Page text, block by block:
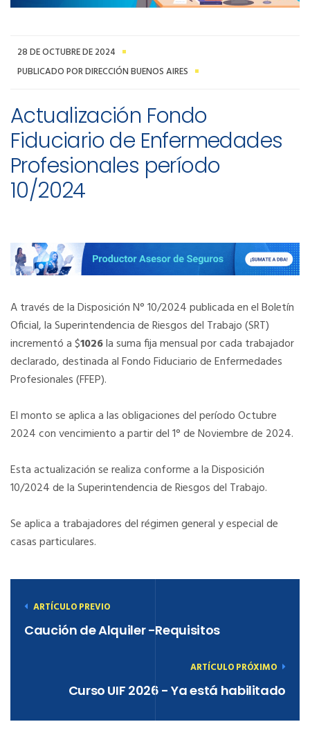
28 DE OCTUBRE DE 2024
PUBLICADO POR DIRECCIÓN BUENOS AIRES
Actualización Fondo
Fiduciario de Enfermedades
Profesionales período
10/2024
A través de la Disposición N° 10/2024 publicada en el Boletín
Oficial, la Superintendencia de Riesgos del Trabajo (SRT)
incrementó a $1026la suma fija mensual por cada trabajador
declarado, destinada al Fondo Fiduciario de Enfermedades
Profesionales (FFEP).
El monto se aplica a las obligaciones del período Octubre
2024 con vencimiento a partir del 1° de Noviembre de 2024.
Esta actualización se realiza conforme a la Disposición
10/2024 de la Superintendencia de Riesgos del Trabajo.
Se aplica a trabajadores del régimen general y especial de
casas particulares.
ARTÍCULO PREVIO
Caución de Alquiler -Requisitos
ARTÍCULO PRÓXIMO
Curso UIF 2026 - Ya está habilitado